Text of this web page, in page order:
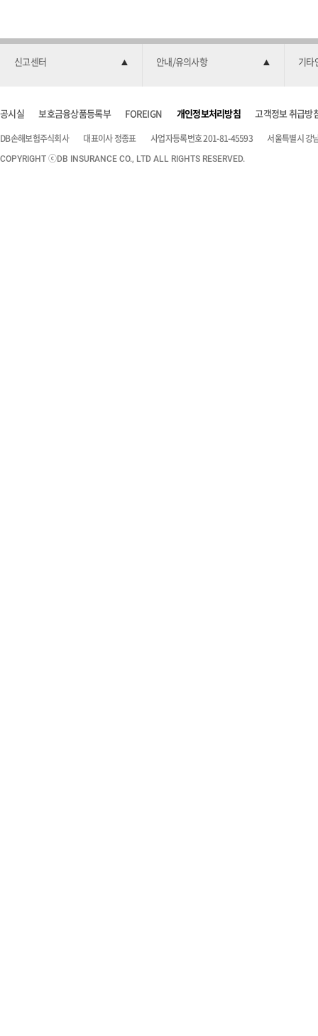
식
신고센터 안내/유의사항 기타
공시실 보호금융상품등록부 FOREIGN 개인정보처리방침 고객정보 취급방
DB손해보험주식회사 대표이사 정종표 사업자등록번호 201-81-45593 서울특별시 강
COPYRIGHT ⓒDB INSURANCE CO., LTD ALL RIGHTS RESERVED.